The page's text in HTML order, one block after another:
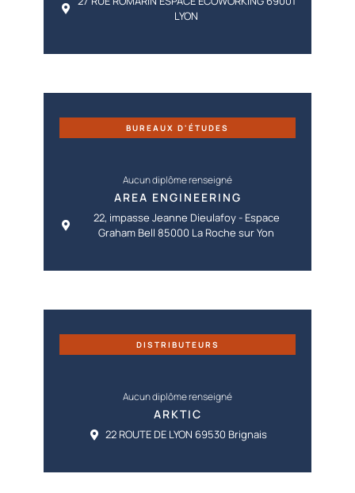
LYON
BUREAUX D'ÉTUDES
Aucun diplôme renseigné
AREA ENGINEERING
22, impasse Jeanne Dieulafoy - Espace
Graham Bell 85000 La Roche sur Yon
DISTRIBUTEURS
Aucun diplôme renseigné
ARKTIC
22 ROUTE DE LYON 69530 Brignais